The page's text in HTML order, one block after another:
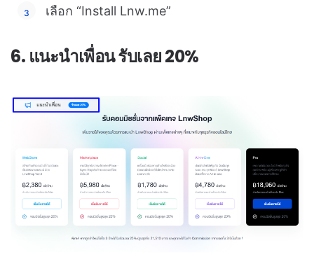
เลือก “Install Lnw.me”
6. แนะนำเพื่อน รับเลย 20%